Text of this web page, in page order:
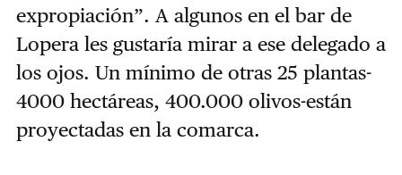
expropiación”. A algunos en el bar de
Lopera les gustaría mirar a ese delegado a
los ojos. Un mínimo de otras 25 plantas-
4000 hectáreas, 400.000 olivos-están
proyectadas en la comarca.